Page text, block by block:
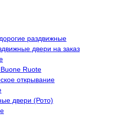
раздвижные
двери на заказ
Ruote
открывание
двери (Рото)